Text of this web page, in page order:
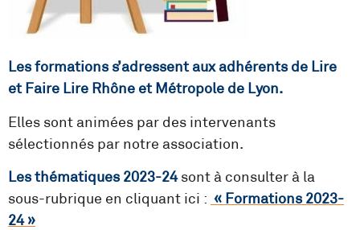
Les formations s’adressent aux adhérents de Lire
et Faire Lire Rhône et Métropole de Lyon.
Elles sont animées par des intervenants
sélectionnés par notre association.
Les thématiques 2023-24sont à consulter à la
sous-rubrique en cliquant ici : « Formations 2023-
24 »